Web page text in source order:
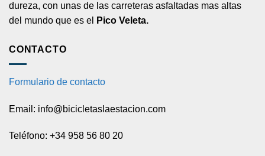
dureza, con unas de las carreteras asfaltadas mas altas
del mundo que es el
Pico Veleta.
CONTACTO
Formulario de contacto
Email: info@bicicletaslaestacion.com
Teléfono: +34 958 56 80 20